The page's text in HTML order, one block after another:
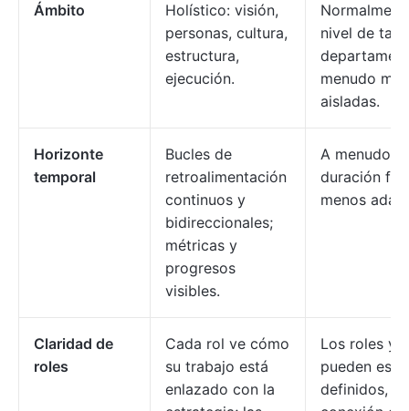
Ámbito
Holístico: visión,
personas, cultura,
estructura,
ejecución.
nivel de
menudo
aisladas.
Horizonte
temporal
Bucles de
retroalimentación
continuos y
bidireccionales;
métricas y
progresos
visibles.
A menudo
duración fija;
menos
Claridad de
roles
Cada rol ve cómo
su trabajo está
enlazado con la
Los roles y
pueden
definidos,